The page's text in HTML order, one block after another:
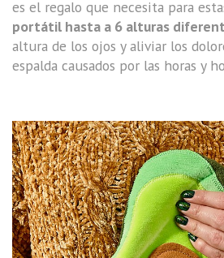
es el regalo que necesita para
portátil hasta a 6 alturas
altura de los ojos y aliviar los
espalda causados por las horas y